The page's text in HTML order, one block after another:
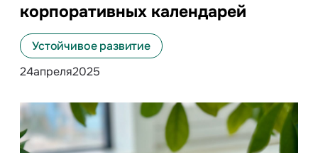
корпоративных календарей
Устойчивое развитие
24апреля2025